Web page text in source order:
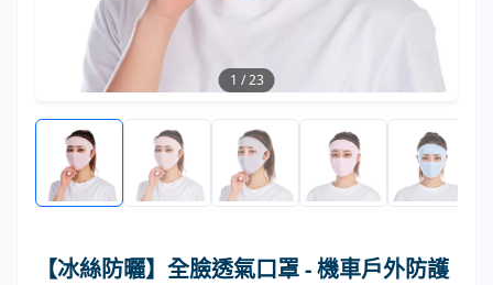
1 /23
【冰絲防曬】全臉透氣口罩 - 機車戶外防護